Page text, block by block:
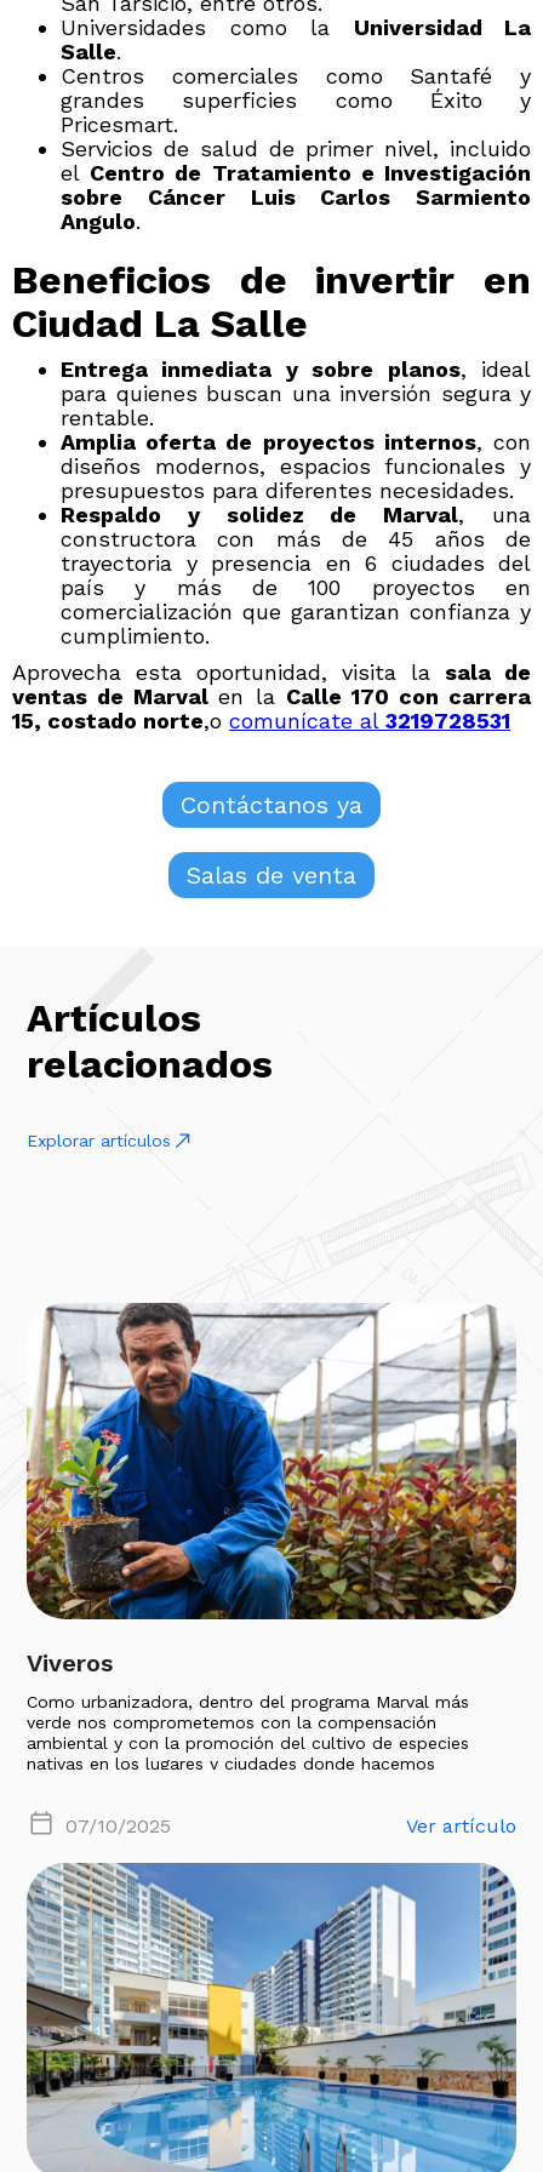
Universidades como la Universidad La
Salle.
Centros comerciales como Santafé y
grandes superficies como Éxito y
Pricesmart.
Servicios de salud de primer nivel, incluido
el Centro de Tratamiento e Investigación
sobre Cáncer Luis Carlos Sarmiento
Angulo.
Beneficios de invertir en
Ciudad La Salle
Entrega inmediata y sobre planos, ideal
para quienes buscan una inversión segura y
rentable.
Amplia oferta de proyectos internos, con
diseños modernos, espacios funcionales y
presupuestos para diferentes necesidades.
Respaldo y solidez de Marval, una
constructora con más de 45 años de
trayectoria y presencia en 6 ciudades del
país y más de 100 proyectos en
comercialización que garantizan confianza y
cumplimiento.
Aprovecha esta oportunidad, visita la sala de
ventas de Marvalen la Calle 170 con carrera
15, costado norte,o comunícate al 3219728531
Contáctanos ya
Salas de venta
Artículos
relacionados
Explorar artículos
Viveros
Como urbanizadora, dentro del programa Marval más
verde nos comprometemos con la compensación
ambiental y con la promoción del cultivo de especies
nativas en los lugares y ciudades donde hacemos
ornamentales y arbóreas son usadas en los proyectos de
y diseño urbano demandado por cada uno. Las sucursales
La Costa (vivero La Granja), Bucaramanga (vivero La Unión
y Río Hato) y Bogotá (vivero La Salle) ya cuentan con
viveros que abastecen a los proyectos.
Objetivo
Cultivar plantas ornamentales y arbóreas nativas que nos
permitan embellecer el entorno de cada uno de nuestros
proyectos, y a su vez cumplir con las compensaciones
exigidas dentro de las resoluciones ambientales.
Consiste en
Construir una infraestructura dotada con los elementos
necesarios y adecuados para el desarrollo y producción de
plantas ornamentales y árboles que finalmente se
plantaran en cada uno de nuestros proyectos
(Cumplimiento de la Resolución N° 0780006 del 25 de
07/10/2025 Ver artículo